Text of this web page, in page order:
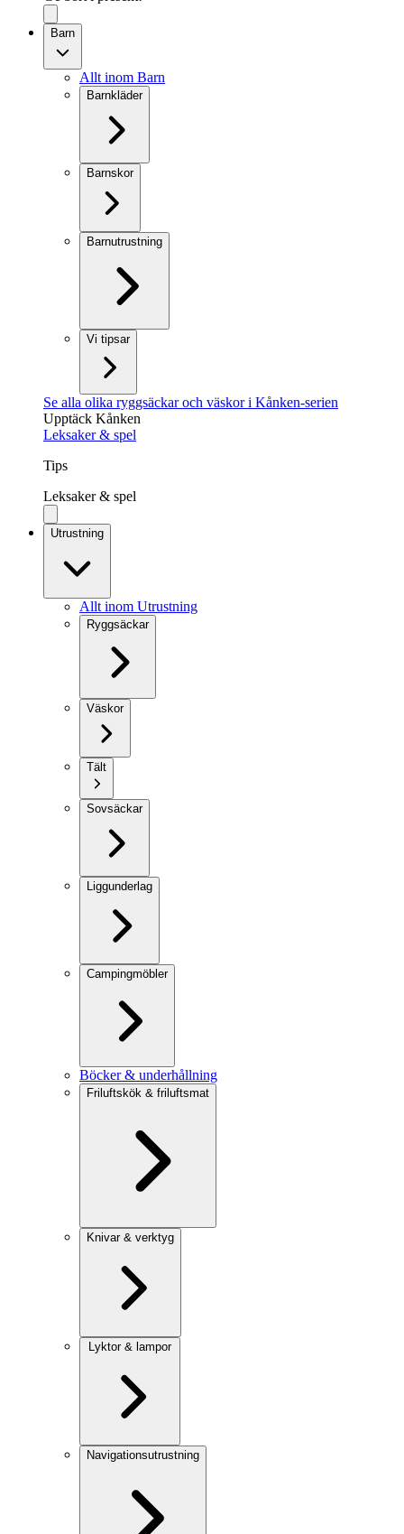
Barn
Allt inom Barn
Barnkläder
Barnskor
Barnutrustning
Vi tipsar
Se alla olika ryggsäckar och väskor i Kånken-serien
Upptäck Kånken
Leksaker & spel
Tips
Leksaker & spel
Utrustning
Allt inom Utrustning
Ryggsäckar
Väskor
Tält
Sovsäckar
Liggunderlag
Campingmöbler
Böcker & underhållning
Friluftskök & friluftsmat
Knivar & verktyg
Lyktor & lampor
Navigationsutrustning